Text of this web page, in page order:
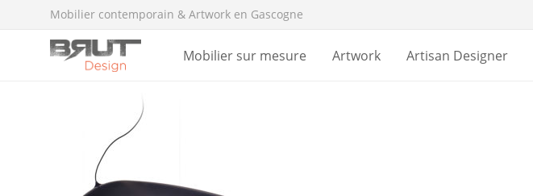
Mobilier contemporain & Artwork en Gascogne
Mobilier sur mesure Artwork Artisan Designer